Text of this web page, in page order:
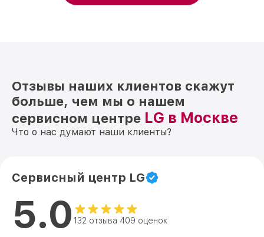
Отзывы наших клиентов скажут
больше, чем мы о нашем
сервисном центре LG в Москве
Что о нас думают наши клиенты?
Сервисный центр LG
5.0 132 отзыва 409 оценок